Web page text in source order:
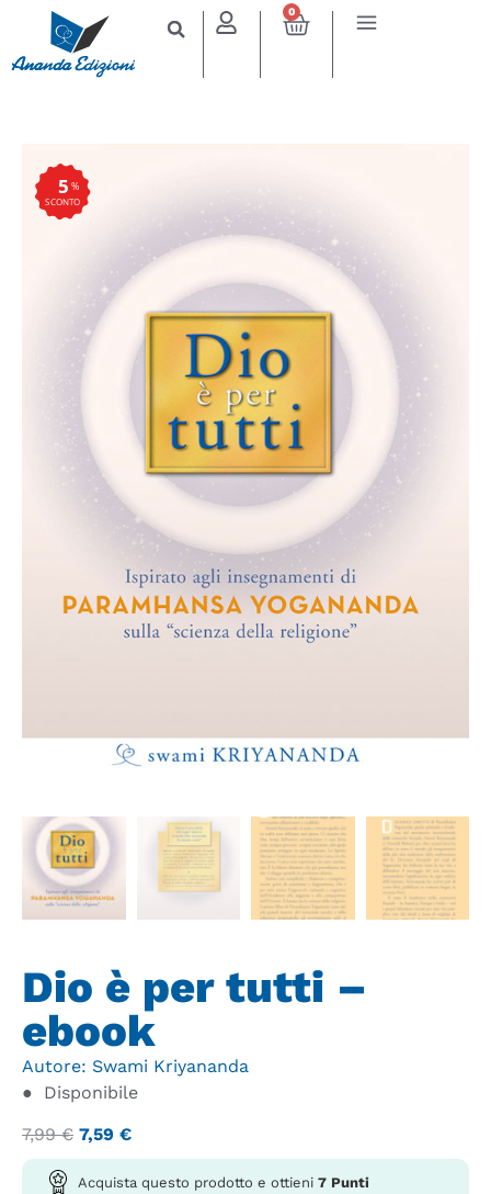
0
Dio è per tutti –
ebook
Autore: Swami Kriyananda
●
Disponibile
7,99€ 7,59 €
Acquista questo prodotto e ottieni 7 Punti
%
SCONTO
5